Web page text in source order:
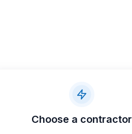
Choose a contractor